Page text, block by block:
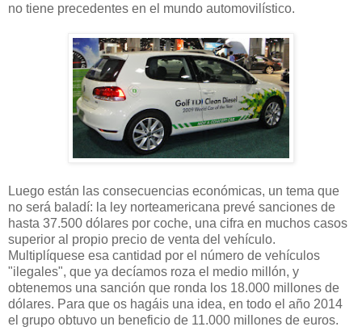
no tiene precedentes en el mundo automovilístico.
Luego están las consecuencias económicas, un tema que
no será baladí: la ley norteamericana prevé sanciones de
hasta 37.500 dólares por coche, una cifra en muchos casos
superior al propio precio de venta del vehículo.
Multiplíquese esa cantidad por el número de vehículos
"ilegales", que ya decíamos roza el medio millón, y
obtenemos una sanción que ronda los 18.000 millones de
dólares. Para que os hagáis una idea, en todo el año 2014
el grupo obtuvo un beneficio de 11.000 millones de euros.